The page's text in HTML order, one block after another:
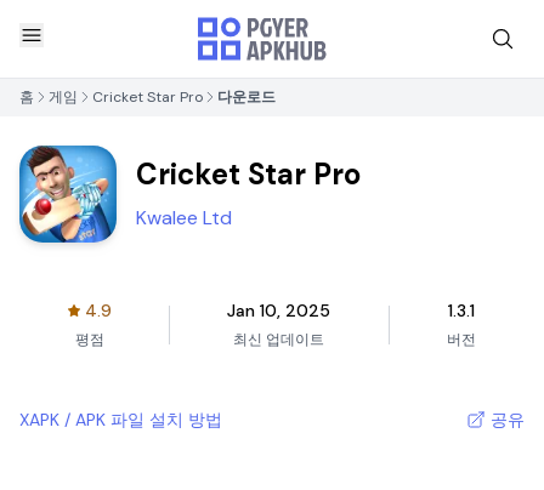
홈 게임 Cricket Star Pro 다운로드
Cricket Star Pro
Kwalee Ltd
4.9
평점
Jan 10, 2025
최신 업데이트
1.3.1
버전
XAPK / APK 파일 설치 방법 공유